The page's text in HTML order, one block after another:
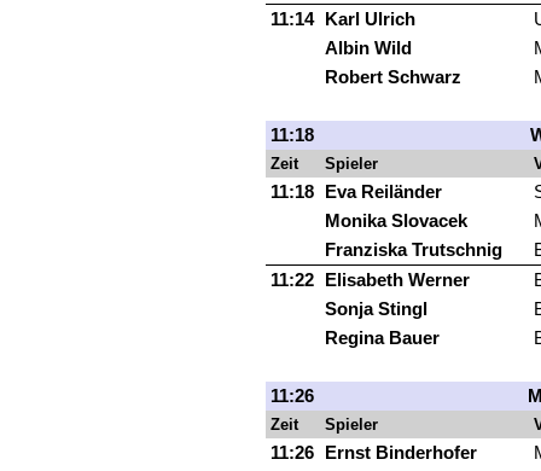
11:14
Karl Ulrich
Albin Wild
Robert Schwarz
11:18
Zeit Spieler
11:18 Eva Reiländer
Monika Slovacek
Franziska Trutschnig
11:22
Elisabeth Werner
Sonja Stingl
Regina Bauer
11:26
Zeit Spieler
11:26 Ernst Binderhofer